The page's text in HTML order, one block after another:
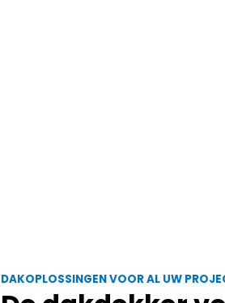
DAKOPLOSSINGEN VOOR AL UW